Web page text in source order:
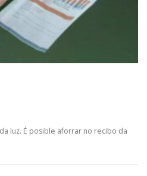
luz. É posible aforrar no recibo da